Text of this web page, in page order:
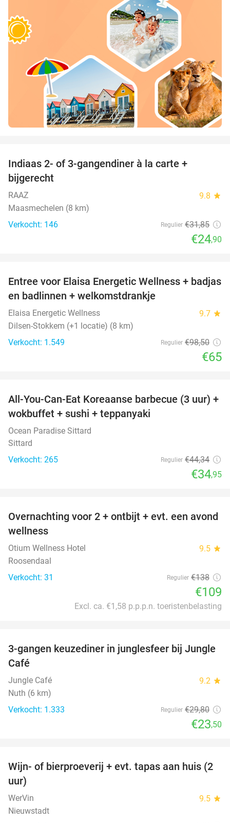
Indiaas 2- of 3-gangendiner à la carte +
bijgerecht
RAAZ 9.8 star
Maasmechelen (8 km)
Verkocht: 146
Regulier €31,85
€24,90
34%
Entree voor Elaisa Energetic Wellness + badjas
en badlinnen + welkomstdrankje
Elaisa Energetic Wellness 9.7 star
Dilsen-Stokkem (+1 locatie) (8 km)
Verkocht: 1.549
Regulier €98,50
€65
21%
All-You-Can-Eat Koreaanse barbecue (3 uur) +
wokbuffet + sushi + teppanyaki
Ocean Paradise Sittard
Sittard
Verkocht: 265
Regulier €44,34
€34,95
21%
Overnachting voor 2 + ontbijt + evt. een avond
wellness
Otium Wellness Hotel 9.5 star
Roosendaal
Verkocht: 31
Regulier €138
€109
Excl. ca. €1,58 p.p.p.n. toeristenbelasting
21%
3-gangen keuzediner in junglesfeer bij Jungle
Café
Jungle Café 9.2 star
Nuth (6 km)
Verkocht: 1.333
Regulier €29,80
€23,50
50%
Wijn- of bierproeverij + evt. tapas aan huis (2
uur)
WerVin 9.5 star
Nieuwstadt